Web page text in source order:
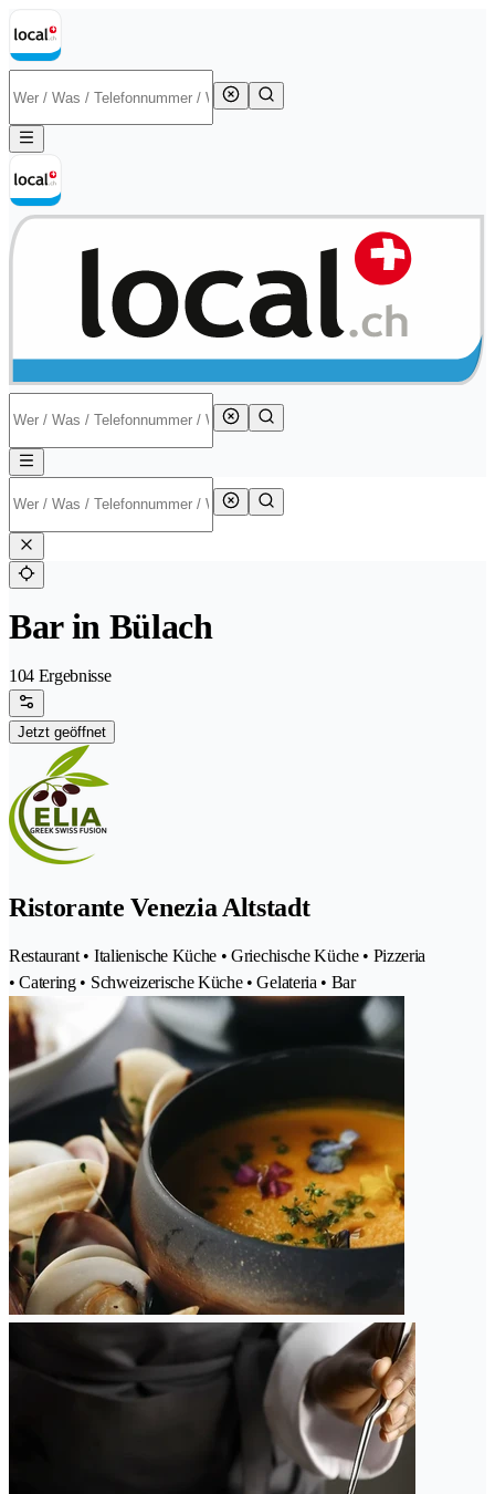
Bar in Bülach
104 Ergebnisse
Jetzt geöffnet
Ristorante Venezia Altstadt
Restaurant • Italienische Küche • Griechische Küche • Pizzeria
• Catering • Schweizerische Küche • Gelateria • Bar